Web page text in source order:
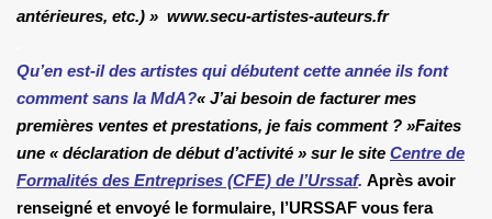
antérieures, etc.) » www.secu-artistes-auteurs.fr
Qu’en est-il des artistes qui débutent cette année ils font
comment sans la MdA?« J’ai besoin de facturer mes
premières ventes et prestations, je fais comment ? »Faites
une « déclaration de début d’activité » sur le site Centre de
Formalités des Entreprises (CFE) de l’Urssaf. Après avoir
renseigné et envoyé le formulaire, l’URSSAF vous fera